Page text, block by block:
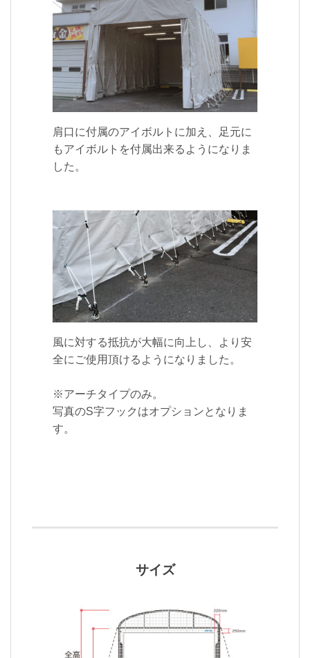
アイボルトを付属出来るようになりまし
た。
肩口に付属のアイボルトに加え、足元に
もアイボルトを付属出来るようになりま
した。
風に対する抵抗が大幅に向上し、より安
全にご使用頂けるようになりました。
※アーチタイプのみ。
写真のS字フックはオプションとなりま
す。
サイズ